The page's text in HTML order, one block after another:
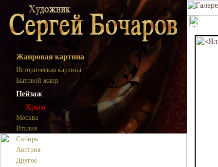
Жанровая картина
Историческая картина
Бытовой жанр
Пейзаж
Крым
Москва
Италия
Сибирь
Австрия
Другое